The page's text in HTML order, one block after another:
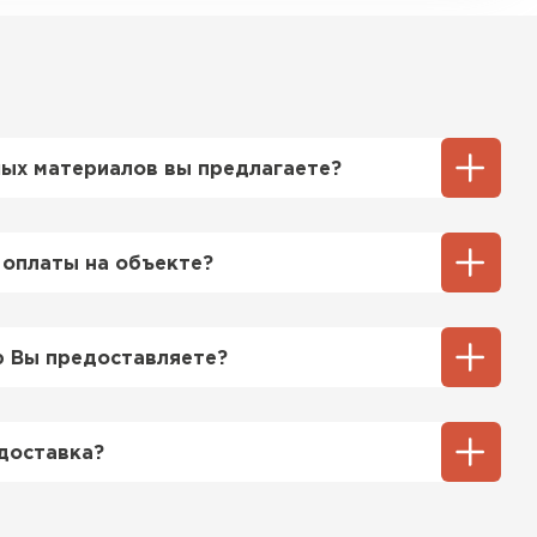
материалов вы предлагаете?
профнастил, ондулин, битумные
на объекте?
При этом, если доставленный
качества, Вы вправе отказаться от
предоставляете?
качества, а также товарно-